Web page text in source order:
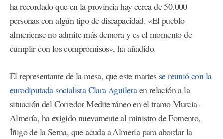
ha recordado que en la provincia hay cerca de 50.000
personas con algún tipo de discapacidad. «El pueblo
almeriense no admite más demora y es el momento de
cumplir con los compromisos», ha añadido.
El representante de la mesa, que este martesse reunió con la
eurodiputada socialista Clara Aguileraen relación a la
situación del Corredor Mediterráneo en el tramo Murcia-
Almería, ha exigido nuevamente al ministro de Fomento,
Íñigo de la Serna, que acuda a Almería para abordar la